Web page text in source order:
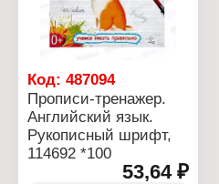
Код: 487094
Прописи-тренажер.
Английский язык.
Рукописный шрифт,
114692 *100
53,64 ₽